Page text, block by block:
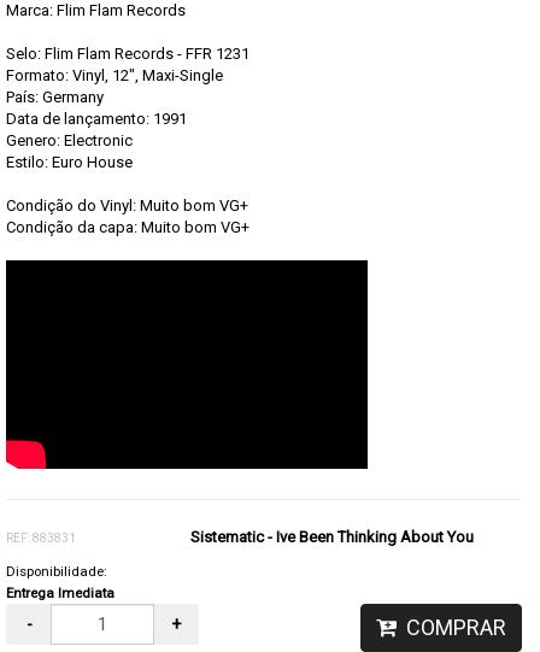
Marca: Flim Flam Records
Selo: Flim Flam Records - FFR 1231
Formato: Vinyl, 12", Maxi-Single
País: Germany
Data de lançamento: 1991
Genero: Electronic
Estilo: Euro House
Condição do Vinyl: Muito bom VG+
Condição da capa: Muito bom VG+
REF: 883831 Sistematic - Ive Been Thinking About You
Disponibilidade:
Entrega Imediata
- + COMPRAR